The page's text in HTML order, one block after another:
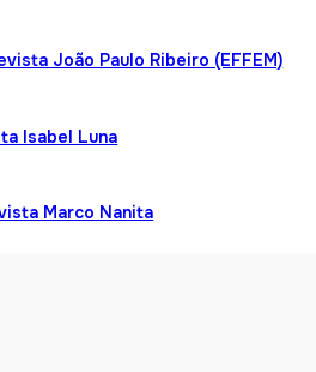
João Paulo Ribeiro (EFFEM)
Isabel Luna
Marco Nanita